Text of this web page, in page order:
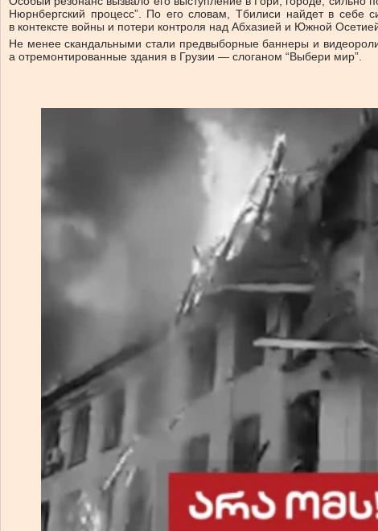
Нюрнбергский процесс”. По его словам, Тбилиси найдет в себе
в контексте войны и потери контроля над Абхазией и Южной
Не менее скандальными стали предвыборные баннеры и
а отремонтированные здания в Грузии — слоганом “Выбери мир”.